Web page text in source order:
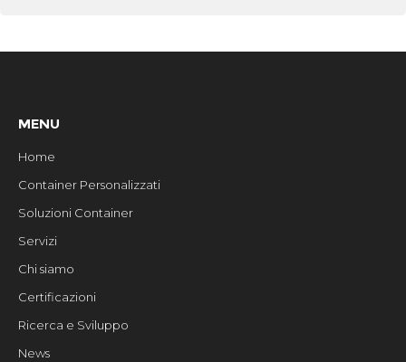
MENU
Home
Container Personalizzati
Soluzioni Container
Servizi
Chi siamo
Certificazioni
Ricerca e Sviluppo
News